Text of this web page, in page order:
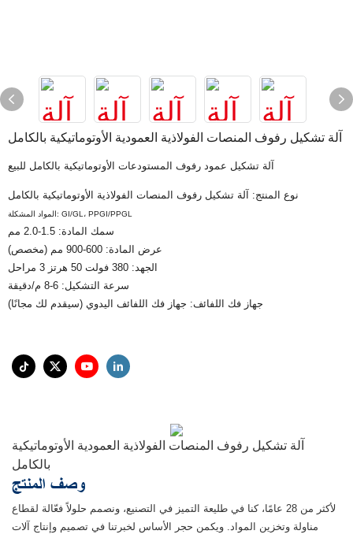
آلة تشكيل رفوف المنصات الفولاذية العمودية الأوتوماتيكية بالكامل
آلة تشكيل عمود رفوف المستودعات الأوتوماتيكية بالكامل للبيع
نوع المنتج: آلة تشكيل رفوف المنصات الفولاذية الأوتوماتيكية بالكامل
المواد المشكلة: GI/GL، PPGI/PPGL
سمك المادة: 1.5-2.0 مم
عرض المادة: 600-900 مم (مخصص)
الجهد: 380 فولت 50 هرتز 3 مراحل
سرعة التشكيل: 6-8 م/دقيقة
جهاز فك اللفائف: جهاز فك اللفائف اليدوي (سيقدم لك مجانًا)
آلة تشكيل رفوف المنصات الفولاذية العمودية الأوتوماتيكية
بالكامل
وصف المنتج
لأكثر من 28 عامًا، كنا في طليعة التميز في التصنيع، ونصمم حلولاً فعّالة لقطاع
مناولة وتخزين المواد. ويكمن حجر الأساس لخبرتنا في تصميم وإنتاج آلات